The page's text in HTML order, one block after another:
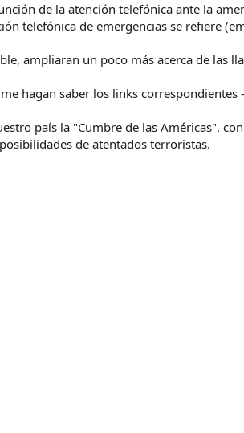
de la atención telefónica ante la
telefónica de emergencias se refiere
ampliaran un poco más acerca de las
hagan saber los links correspondientes
país la "Cumbre de las Américas",
de atentados terroristas.